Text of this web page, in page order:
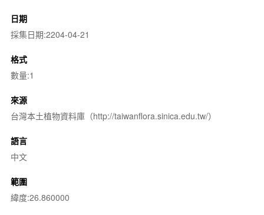
日期
採集日期:2204-04-21
格式
數量:1
來源
台灣本土植物資料庫（http://taiwanflora.sinica.edu.tw/）
語言
中文
範圍
緯度:26.860000